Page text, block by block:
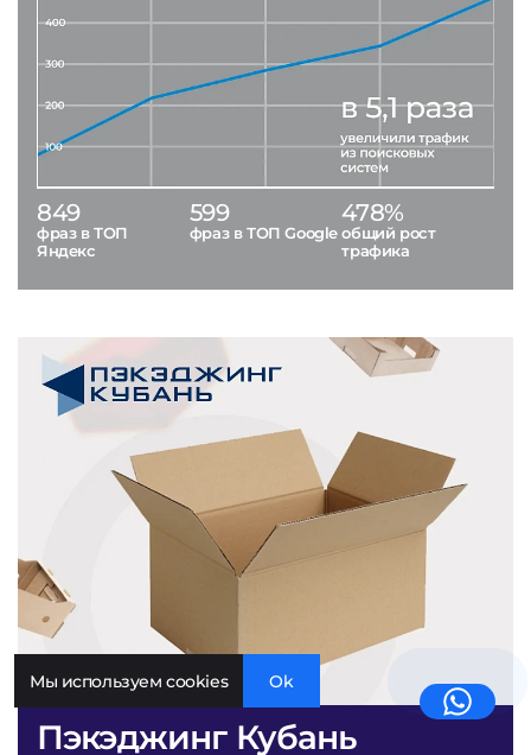
Пэкэджинг Кубань
849
фраз в ТОП
Яндекс
599
фраз в ТОП Google
478%
общий рост
трафика
Мы используем cookies Ok